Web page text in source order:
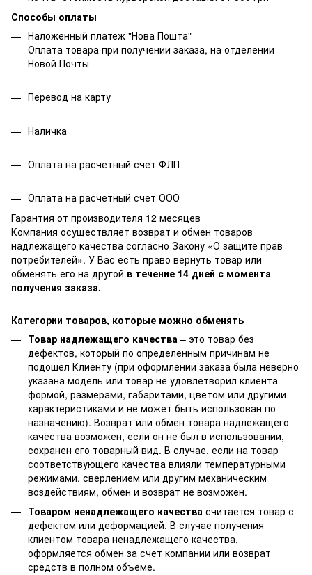
Способы оплаты
Наложенный платеж "Нова Пошта"
Оплата товара при получении заказа, на отделении
Новой Почты
Перевод на карту
Наличка
Оплата на расчетный счет ФЛП
Оплата на расчетный счет ООО
Гарантия от производителя 12 месяцев
Компания осуществляет возврат и обмен товаров
надлежащего качества согласно Закону «О защите прав
потребителей». У Вас есть право вернуть товар или
обменять его на другой в течение 14 дней с момента
получения заказа.
Категории товаров, которые можно обменять
Товар надлежащего качества – это товар без
дефектов, который по определенным причинам не
подошел Клиенту (при оформлении заказа была неверно
указана модель или товар не удовлетворил клиента
формой, размерами, габаритами, цветом или другими
характеристиками и не может быть использован по
назначению). Возврат или обмен товара надлежащего
качества возможен, если он не был в использовании,
сохранен его товарный вид. В случае, если на товар
соответствующего качества влияли температурными
режимами, сверлением или другим механическим
воздействиям, обмен и возврат не возможен.
Товаром ненадлежащего качества считается товар с
дефектом или деформацией. В случае получения
клиентом товара ненадлежащего качества,
оформляется обмен за счет компании или возврат
средств в полном объеме.